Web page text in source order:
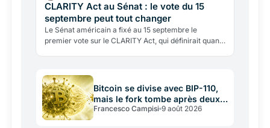
CLARITY Act au Sénat : le vote du 15
septembre peut tout changer
Le Sénat américain a fixé au 15 septembre le
premier vote sur le CLARITY Act, qui définirait quand
Bitcoin se divise avec BIP-110,
mais le fork tombe après deux
blocs
Francesco Campisi 9 août 2026